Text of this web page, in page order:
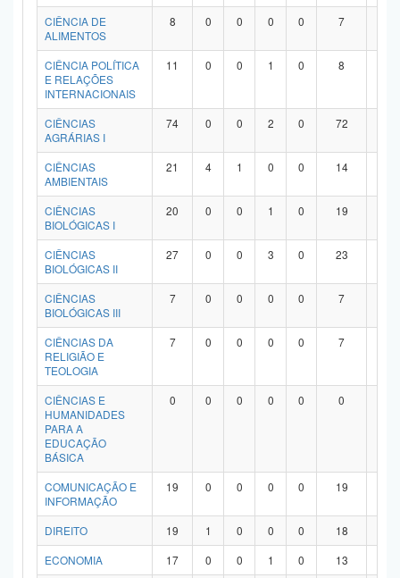
CIÊNCIA DE
ALIMENTOS
8 0 0 0 0 7
CIÊNCIA POLÍTICA
E RELAÇÕES
INTERNACIONAIS
11 0 0 1 0 8
CIÊNCIAS
AGRÁRIAS I
74 0 0 2 0 72
CIÊNCIAS
AMBIENTAIS
21 4 1 0 0 14
CIÊNCIAS
BIOLÓGICAS I
20 0 0 1 0 19
CIÊNCIAS
BIOLÓGICAS II
27 0 0 3 0 23
CIÊNCIAS
BIOLÓGICAS III
7 0 0 0 0 7
CIÊNCIAS DA
RELIGIÃO E
TEOLOGIA
7 0 0 0 0 7
CIÊNCIAS E
HUMANIDADES
PARA A
EDUCAÇÃO
BÁSICA
0 0 0 0 0 0
COMUNICAÇÃO E
INFORMAÇÃO
19 0 0 0 0 19
DIREITO 19 1 0 0 0 18
ECONOMIA
17 0 0 1 0 13